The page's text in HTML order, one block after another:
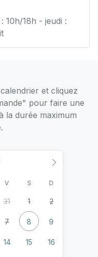
10h/18h - jeudi :
et cliquez
pour faire une
la durée maximum
V S D
31 1 2
7 8 9
14 15 16